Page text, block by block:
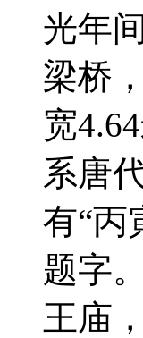
光年
梁桥
宽
系唐
有“
题字
王庙